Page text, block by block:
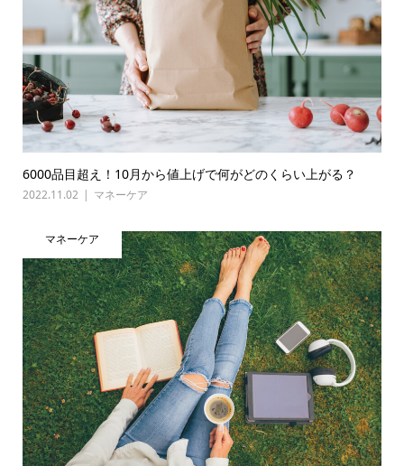
6000品目超え！10月から値上げで何がどのくらい上がる？
2022.11.02 マネーケア
マネーケア